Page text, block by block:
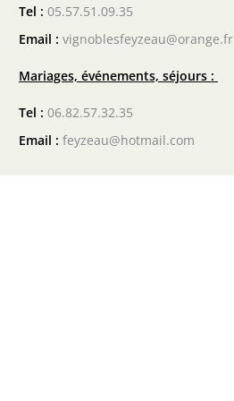
Tel : 05.57.51.09.35
Email : vignoblesfeyzeau@orange.fr
Mariages, événements, séjours :
Tel : 06.82.57.32.35
Email : feyzeau@hotmail.com